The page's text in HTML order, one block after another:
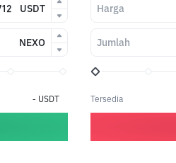
USDT
NEXO
- USDT
Harga
Jumlah
Tersedia